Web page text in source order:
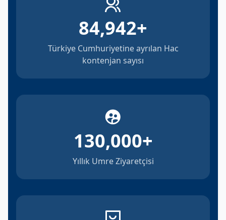
84,942+
Türkiye Cumhuriyetine ayrılan Hac
kontenjan sayısı
130,000+
Yıllık Umre Ziyaretçisi